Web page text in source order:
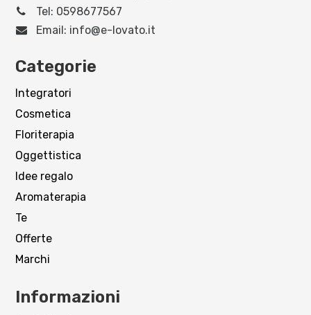
Tel: 0598677567
Email: info@e-lovato.it
Categorie
Integratori
Cosmetica
Floriterapia
Oggettistica
Idee regalo
Aromaterapia
Te
Offerte
Marchi
Informazioni